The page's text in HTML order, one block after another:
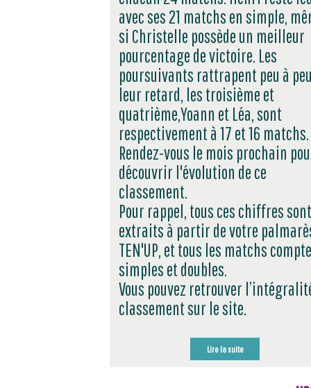
avec ses 21 matchs en simple,
si Christelle possède un meilleur
pourcentage de victoire. Les
poursuivants rattrapent peu à
leur retard, les troisième et
quatrième,Yoann et Léa, sont
respectivement à 17 et 16 matchs.
Rendez-vous le mois prochain
découvrir l'évolution de ce
classement.
Pour rappel, tous ces chiffres sont
extraits à partir de votre
TEN'UP, et tous les matchs
simples et doubles.
Vous pouvez retrouver
classement sur le site.
Lire la suite